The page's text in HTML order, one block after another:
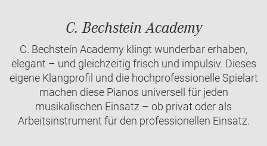
C. Bechstein Academy
C. Bechstein Academy klingt wunderbar erhaben,
elegant – und gleichzeitig frisch und impulsiv. Dieses
eigene Klangprofil und die hochprofessionelle Spielart
machen diese Pianos universell für jeden
musikalischen Einsatz – ob privat oder als
Arbeitsinstrument für den professionellen Einsatz.